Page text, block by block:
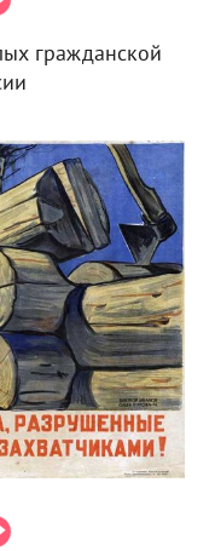
гражданской